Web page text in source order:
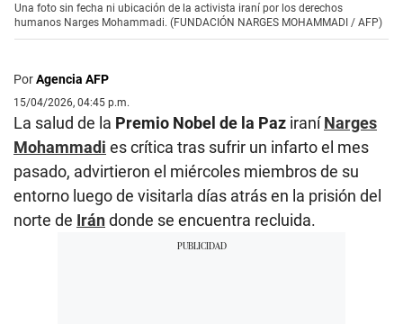
Una foto sin fecha ni ubicación de la activista iraní por los derechos
humanos Narges Mohammadi. (FUNDACIÓN NARGES MOHAMMADI / AFP)
PorAgencia AFP
15/04/2026, 04:45 p.m.
La salud de la Premio Nobel de la Paz iraníNarges
Mohammadi es crítica tras sufrir un infarto el mes
pasado, advirtieron el miércoles miembros de su
entorno luego de visitarla días atrás en la prisión del
norte de Irándonde se encuentra recluida.